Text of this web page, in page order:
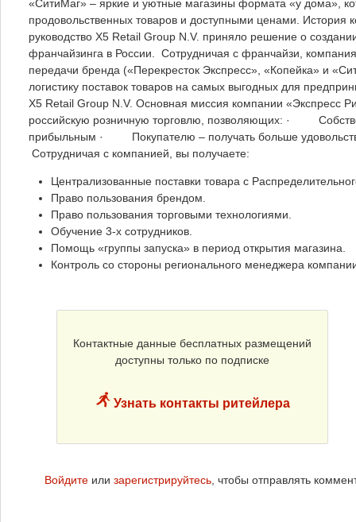
«СитиМаг» – яркие и уютные магазины формата «у дома»,
продовольственных товаров и доступными ценами. История
руководство X5 Retail Group N.V. приняло решение о
франчайзинга в России. Сотрудничая с франчайзи,
передачи бренда («Перекресток Экспресс», «Копейка» и
логистику поставок товаров на самых выгодных для
X5 Retail Group N.V. Основная миссия компании «Экспресс
российскую розничную торговлю, позволяющих: ·
прибыльным · Покупателю – получать больше
Сотрудничая с компанией, вы получаете:
Централизованные поставки товара с
Право пользования брендом.
Право пользования торговыми технологиями.
Обучение 3-х сотрудников.
Помощь «группы запуска» в период открытия магазина.
Контроль со стороны регионального менеджера
Контактные данные бесплатных размещений
доступны только по подписке
Узнать контакты ритейлера
Войдите или зарегистрируйтесь, чтобы отправлять